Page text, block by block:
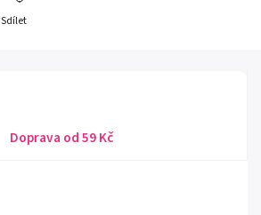
Sdílet
Doprava od 59 Kč